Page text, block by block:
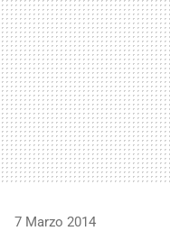
7 Marzo 2014